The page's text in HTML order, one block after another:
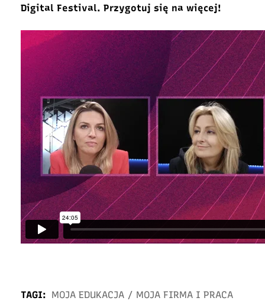
Digital Festival. Przygotuj się na więcej!
TAGI: MOJA EDUKACJA / MOJA FIRMA I PRACA